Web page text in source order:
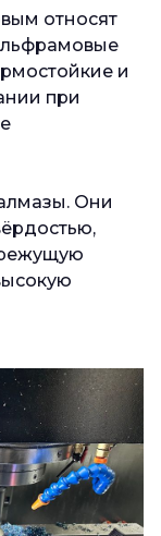
относят
и
при
Они